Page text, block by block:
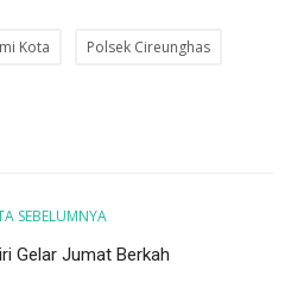
Kota Polsek Cireunghas
SEBELUMNYA
Gelar Jumat Berkah